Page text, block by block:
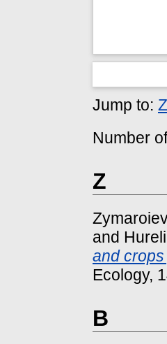
Jump to: Z
Number
Z
and
and
Ecology,
В